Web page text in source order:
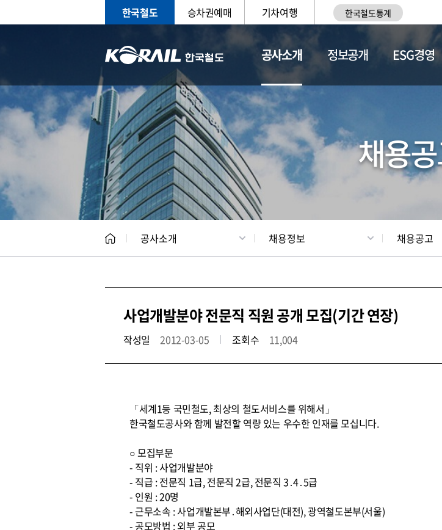
한국철도 승차권예매 기차여행 한국철도통계
공사소개
CEO 일반현황
정보공개 ESG경영
채용
공사소개 채용정보 채용공고
사업개발분야 전문직 직원 공개 모집(기간 연장)
작성일 2012-03-05 조회수 11,004
「세계1등 국민철도, 최상의 철도서비스를 위해서」
한국철도공사와 함께 발전할 역량 있는 우수한 인재를 모십니다.
○ 모집부문
- 직위 : 사업개발분야
- 직급 : 전문직 1급, 전문직 2급, 전문직 3․4․5급
- 인원 : 20명
- 근무소속 : 사업개발본부․해외사업단(대전), 광역철도본부(서울)
- 공모방법 : 외부 공모